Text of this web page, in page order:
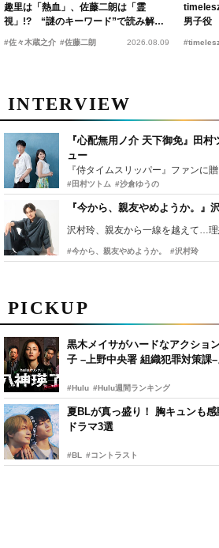
PICKUP
黒木メイサがハードなアクショ
子 –上野中央署 組織犯罪対策課–
#Hulu #Hulu週間ランキング
夏BLが真っ盛り！ 胸キュンも
ドラマ3選
#BL #コントラスト
趣里は「熱血」、佐藤二朗は「霊
視」!? “謎のキーワード”で読み解く
『踊る大捜査線 N.E.W.』新メンバー
#佐々木蔵之介 #佐藤二朗 2026.08.09
男子役
恋の幕
INTERVIEW
『心配無用ノ介 天下御免』田
ュー
#田村ツトム #沙倉ゆうの
『今から、親友やめようか。』
沢村玲、親友から一線を越えて…
#今から、親友やめようか。 #沢村玲